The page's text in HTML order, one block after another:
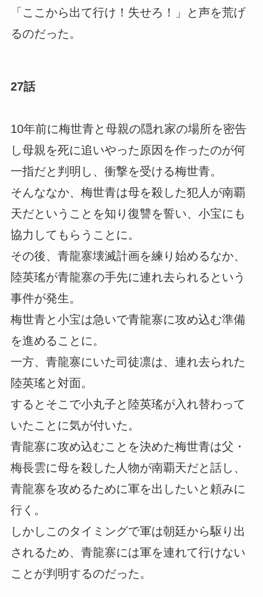
「ここから出て行け！失せろ！」と声を荒げ
るのだった。
27話
10年前に梅世青と母親の隠れ家の場所を密告
し母親を死に追いやった原因を作ったのが何
一指だと判明し、衝撃を受ける梅世青。
そんななか、梅世青は母を殺した犯人が南覇
天だということを知り復讐を誓い、小宝にも
協力してもらうことに。
その後、青龍寨壊滅計画を練り始めるなか、
陸英瑤が青龍寨の手先に連れ去られるという
事件が発生。
梅世青と小宝は急いで青龍寨に攻め込む準備
を進めることに。
一方、青龍寨にいた司徒凛は、連れ去られた
陸英瑤と対面。
するとそこで小丸子と陸英瑤が入れ替わって
いたことに気が付いた。
青龍寨に攻め込むことを決めた梅世青は父・
梅長雲に母を殺した人物が南覇天だと話し、
青龍寨を攻めるために軍を出したいと頼みに
行く。
しかしこのタイミングで軍は朝廷から駆り出
されるため、青龍寨には軍を連れて行けない
ことが判明するのだった。